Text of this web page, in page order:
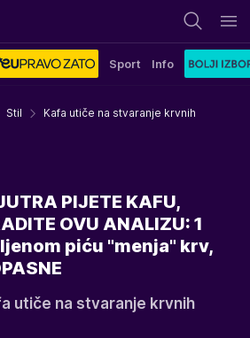
Sport Info
Stil
Kafa utiče na stvaranje krvnih
PIJETE KAFU,
OVU ANALIZU: 1
piću "menja" krv,
utiče na stvaranje krvnih